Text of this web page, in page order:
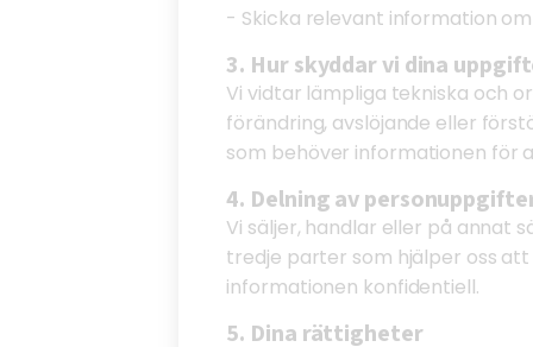
- Skicka relevant information
3. Hur skyddar vi dina
Vi vidtar lämpliga tekniska och
förändring, avslöjande eller
som behöver informationen för
4. Delning av
Vi säljer, handlar eller på annat
tredje parter som hjälper oss
informationen konfidentiell.
5. Dina rättigheter